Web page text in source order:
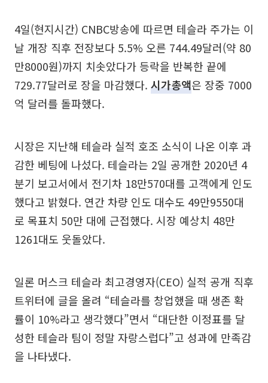
4일(현지시간) CNBC방송에 따르면 테슬라 주가는 이
날 개장 직후 전장보다 5.5% 오른 744.49달러(약 80
만8000원)까지 치솟았다가 등락을 반복한 끝에
729.77달러로 장을 마감했다. 시가총액은 장중 7000
억 달러를 돌파했다.
시장은 지난해 테슬라 실적 호조 소식이 나온 이후 과
감한 베팅에 나섰다. 테슬라는 2일 공개한 2020년 4
분기 보고서에서 전기차 18만570대를 고객에게 인도
했다고 밝혔다. 연간 차량 인도 대수도 49만9550대
로 목표치 50만 대에 근접했다. 시장 예상치 48만
1261대도 웃돌았다.
일론 머스크 테슬라 최고경영자(CEO) 실적 공개 직후
트위터에 글을 올려 “테슬라를 창업했을 때 생존 확
률이 10%라고 생각했다”면서 “대단한 이정표를 달
성한 테슬라 팀이 정말 자랑스럽다”고 성과에 만족감
을 나타냈다.